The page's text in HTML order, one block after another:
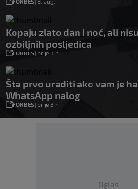
Kopaju zlato dan i noć, ali
ozbiljnih posljedica
FORBES| prije 3 h
Šta prvo uraditi ako vam je
WhatsApp nalog
FORBES| prije 3 h
Oglas